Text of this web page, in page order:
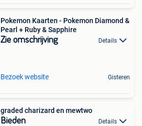
Pokemon Kaarten - Pokemon Diamond &
Pearl + Ruby & Sapphire
Zie omschrijving Details
Bezoek website Gisteren
graded charizard en mewtwo
Bieden Details